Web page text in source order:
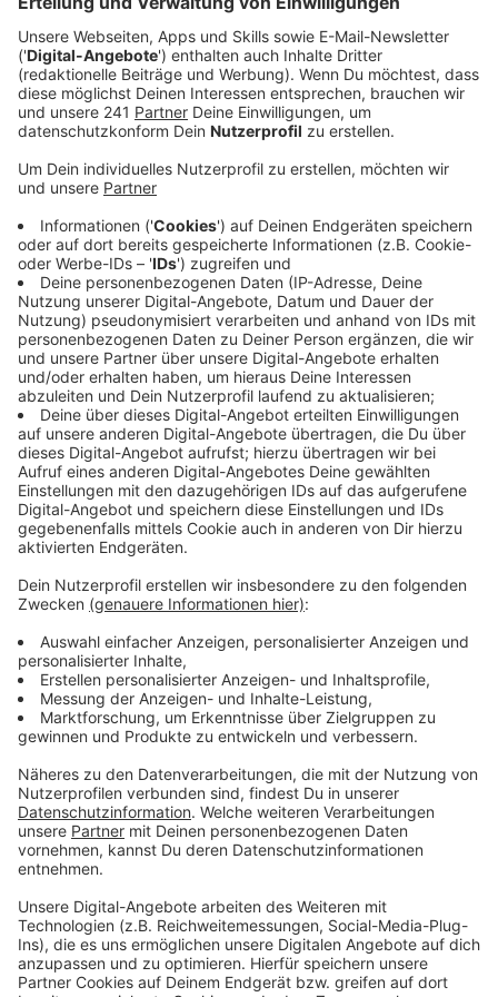
Anzeige
Mit einer Benefizauktion hat Bayer Kultur diese Woche
Versteigert wurden 90 ausgewählte Werke von
Marc Chagall, Salvador Dali und Kurt Lorenz. Die Werke
waren bislang im Besitz des Unternehmens.
Anzeige
Unterstützung für das Hospizzentrum
Anzeige
Mit den Einnahmen möchte der Förderverein des
PalliLev eine Kunsttherapeutin für das Zentrum
finanzieren. Im Hospizzentrum in Steinbüchel leben bis
zu zwölf Menschen, die kurz vor ihrem Lebensende
stehen.
Anzeige
Weitere Meldungen aus Leverkusen
Anzeige
übernehmen
DKMS-Aktion für siebenjährigen Josef aus Leverkusen